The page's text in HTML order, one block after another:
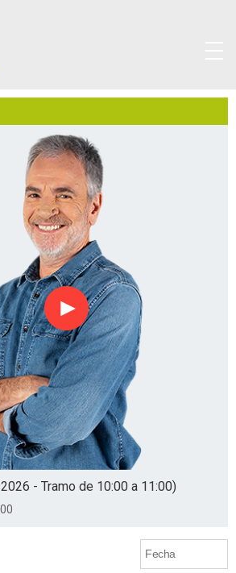
Reproducir
- Tramo de 10:00 a 11:00)